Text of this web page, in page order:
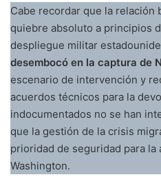
Cabe recordar que la relación
quiebre absoluto a principios
despliegue militar
desembocó en la captura de
escenario de intervención y
acuerdos técnicos para la
indocumentados no se han
que la gestión de la crisis
prioridad de seguridad para la
Washington.